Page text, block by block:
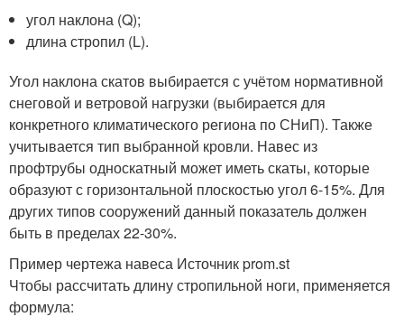
угол наклона (Q);
длина стропил (L).
Угол наклона скатов выбирается с учётом нормативной
снеговой и ветровой нагрузки (выбирается для
конкретного климатического региона по СНиП). Также
учитывается тип выбранной кровли. Навес из
профтрубы односкатный может иметь скаты, которые
образуют с горизонтальной плоскостью угол 6-15%. Для
других типов сооружений данный показатель должен
быть в пределах 22-30%.
Пример чертежа навеса Источник prom.st
Чтобы рассчитать длину стропильной ноги, применяется
формула: